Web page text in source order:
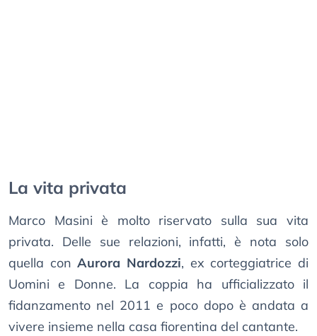
La vita privata
Marco Masini è molto riservato sulla sua vita
privata. Delle sue relazioni, infatti, è nota solo
quella conAurora Nardozzi, ex corteggiatrice di
Uomini e Donne. La coppia ha ufficializzato il
fidanzamento nel 2011 e poco dopo è andata a
vivere insieme nella casa fiorentina del cantante.